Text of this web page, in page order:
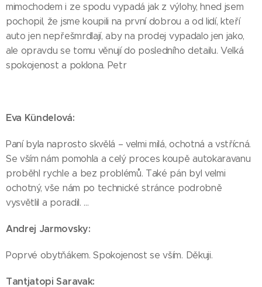
mimochodem i ze spodu vypadá jak z výlohy, hned jsem
pochopil, že jsme koupili na první dobrou a od lidí, kteří
auto jen nepřešmrdlají, aby na prodej vypadalo jen jako,
ale opravdu se tomu věnují do posledního detailu. Velká
spokojenost a poklona. Petr
Eva Kündelová:
Paní byla naprosto skvělá – velmi milá, ochotná a vstřícná.
Se vším nám pomohla a celý proces koupě autokaravanu
proběhl rychle a bez problémů. Také pán byl velmi
ochotný, vše nám po technické stránce podrobně
vysvětlil a poradil. …
Andrej Jarmovsky:
Poprvé obytňákem. Spokojenost se vším. Děkuji.
Tantjatopi Saravak: